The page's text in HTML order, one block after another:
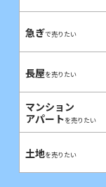
急ぎで売りたい
長屋を売りたい
マンション
アパートを売りたい
土地を売りたい